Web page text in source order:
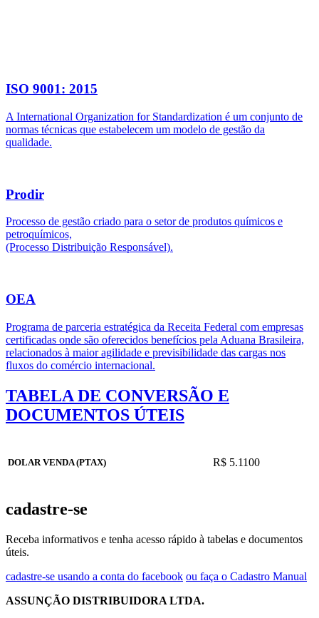
ISO 9001: 2015
A International Organization for Standardization é um conjunto de
normas técnicas que estabelecem um modelo de gestão da
qualidade.
Prodir
Processo de gestão criado para o setor de produtos químicos e
petroquímicos,
(Processo Distribuição Responsável).
OEA
Programa de parceria estratégica da Receita Federal com empresas
certificadas onde são oferecidos benefícios pela Aduana Brasileira,
relacionados à maior agilidade e previsibilidade das cargas nos
fluxos do comércio internacional.
TABELA DE CONVERSÃO E
DOCUMENTOS ÚTEIS
DOLAR VENDA (PTAX) R$ 5.1100
cadastre-se
Receba informativos e tenha acesso rápido à tabelas e documentos
úteis.
cadastre-se usando a conta do facebook ou faça o Cadastro Manual
ASSUNÇÃO DISTRIBUIDORA LTDA.